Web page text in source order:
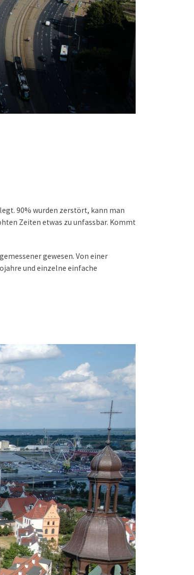
90% wurden zerstört, kann man
Zeiten etwas zu unfassbar. Kommt
gewesen. Von einer
und einzelne einfache